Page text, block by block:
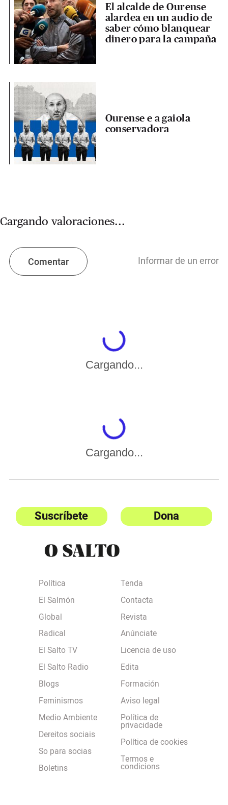
El alcalde de Ourense
alardea en un audio de
saber cómo blanquear
dinero para la campaña
Ourense e a gaiola
conservadora
Cargando valoraciones...
Comentar Informar de un error
Cargando...
Cargando...
Suscríbete Dona
Política
El Salmón
Global
Radical
El Salto TV
El Salto Radio
Blogs
Feminismos
Medio Ambiente
Dereitos sociais
So para socias
Boletins
Tenda
Contacta
Revista
Anúnciate
Licencia de uso
Edita
Formación
Aviso legal
Política de
privacidade
Política de cookies
Termos e
condicions